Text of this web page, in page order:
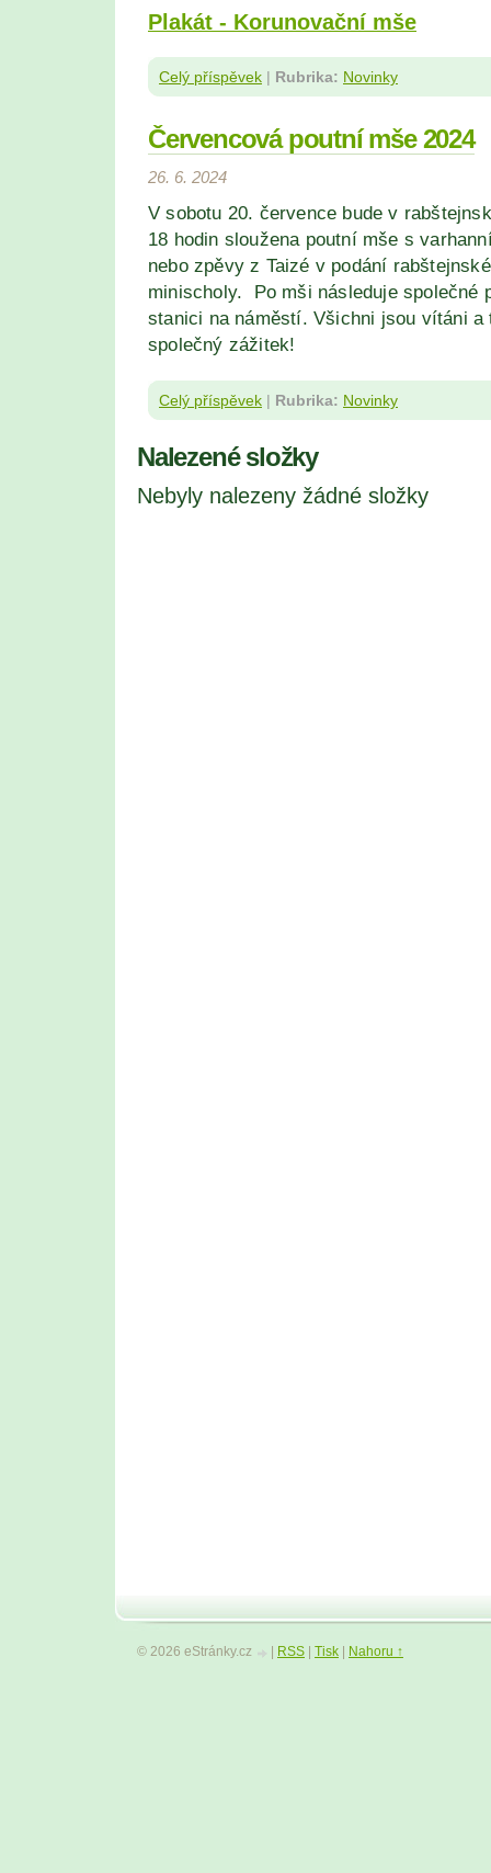
Plakát - Korunovační mše
Celý příspěvek | Rubrika: Novinky
Červencová poutní mše 2024
26. 6. 2024
V sobotu 20. července bude v
18 hodin sloužena poutní mše s
nebo zpěvy z Taizé v podání
minischoly. Po mši následuje společné
stanici na náměstí. Všichni jsou vítáni a
společný zážitek!
Celý příspěvek | Rubrika: Novinky
Nalezené složky
Nebyly nalezeny žádné složky
© 2026 eStránky.cz RSS Tisk Nahoru ↑